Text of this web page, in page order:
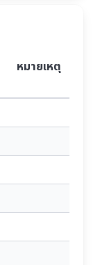
หมายเหตุ